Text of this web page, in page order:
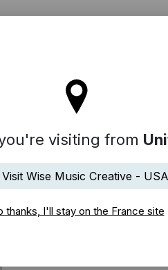
visiting from
Visit Wise Music Creative - USA
thanks, I'll stay on the France site